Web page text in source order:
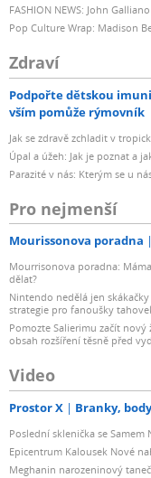
FASHION NEWS: John
Pop Culture Wrap: Madison
Zdraví
Podpořte dětskou
vším pomůže rýmovník
Jak se zdravě zchladit v
Úpal a úžeh: Jak je poznat a
Parazité v nás: Kterým se u
Pro nejmenší
Mourissonova poradna
Mourrisonova poradna:
dělat?
Nintendo nedělá jen
strategie pro fanoušky
Pomozte Salierimu začít
obsah rozšíření těsně před
Video
Prostor X Branky,
Poslední sklenička se
Epicentrum Kalousek Nové
Meghanin narozeninový